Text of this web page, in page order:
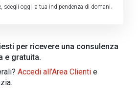
per ricevere una consulenza
e gratuita.
Accedi all’Area Clienti e
scegli oggi la tua indipendenza di domani.